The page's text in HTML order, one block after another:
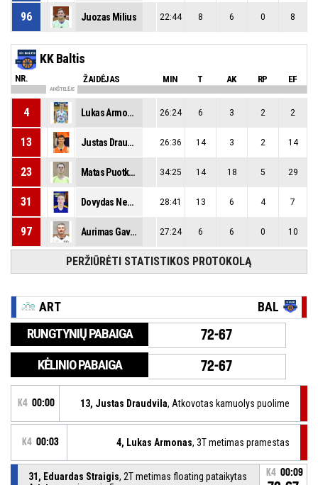
96 Juozas Milius 22:44 8 6 0 8
KK Baltis
NR. ŽAIDĖJAS MIN T AK RP EF
AIKŠTELĖJE
4 Lukas Armonas 26:24 6 3 2 2
13 Justas Draudvila 26:36 14 3 2 14
23 Matas Puotkalis 34:25 14 18 5 29
31 Dovydas Nemeikša 28:41 13 6 4 7
97 Aurimas Gavelis 27:24 6 6 0 10
PERŽIŪRĖTI STATISTIKOS PROTOKOLĄ
ART BAL
RUNGTYNIŲ PABAIGA 72-67
KĖLINIO PABAIGA 72-67
K4 00:00 13, Justas Draudvila, Atkovotas kamuolys puolime
K4 00:03 4, Lukas Armonas, 3T metimas pramestas
31, Eduardas Straigis, 2T metimas floating pataikytas
K4 00:09